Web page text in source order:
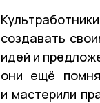
создавать
идей и
они ещё
и мастерили